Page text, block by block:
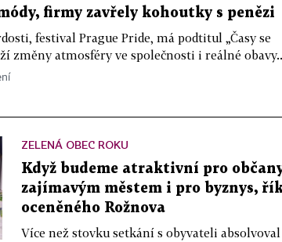
firmy zavřely kohoutky s penězi
festival Prague Pride, má podtitul „Časy se
změny atmosféry ve společnosti i reálné
ZELENÁ OBEC ROKU
Když budeme atraktivní pro
zajímavým městem i pro byznys,
oceněného Rožnova
Více než stovku setkání s obyvateli